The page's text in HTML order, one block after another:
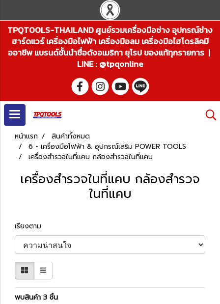
TPQTOOLS-THAILAND ศูนย์รวมเครื่องมือช่าง อุปกรณ์ช่าง
ฮาร์ดแวร์ เครื่องมือไฟฟ้า เครื่องมือลม เครื่องมือไฮโดรลิคมื
ออาชีพ แบรนด์ชั้นนำชื่อดังอเมริกา ยุโรป ของแท้ทุกรายการ |
LINE : @tpqonline
หน้าแรก
สินค้าทั้งหมด
6 - เครื่องมือไฟฟ้า & อุปกรณ์เสริม POWER TOOLS
เครื่องสำรวจในที่แคบ กล้องสำรวจในที่แคบ
เครื่องสำรวจในที่แคบ กล้องสำรวจ
ในที่แคบ
เรียงตาม
พบสินค้า 3 ชิ้น